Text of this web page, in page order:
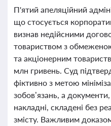
П'ятий апеляційний
що стосується
визнав недійсними
товариством з
та акціонерним
млн гривень. Суд
фіктивно з метою
зобов’язань, а
накладні, складені без
змісту. Важливим